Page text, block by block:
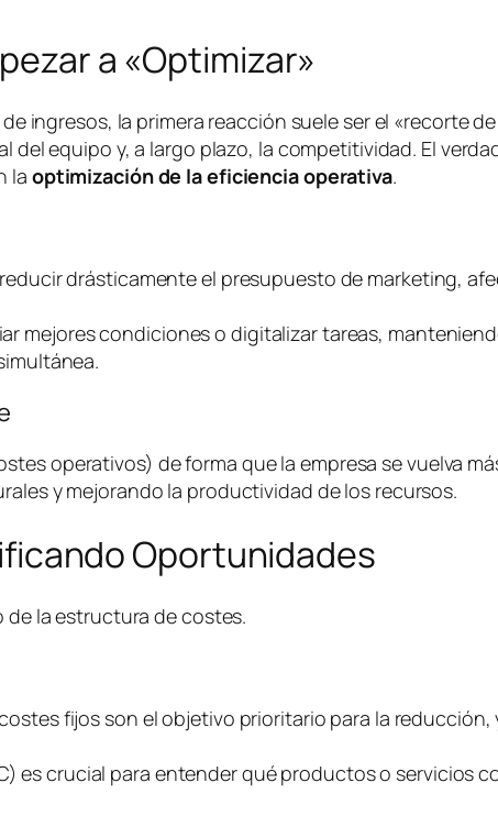
a «Optimizar»
ingresos, la primera reacción suele ser el «recorte
equipo y, a largo plazo, la competitividad. El
la optimización de la eficiencia operativa.
drásticamente el presupuesto de marketing,
mejores condiciones o digitalizar tareas,
operativos) de forma que la empresa se vuelva
y mejorando la productividad de los recursos.
Oportunidades
la estructura de costes.
fijos son el objetivo prioritario para la reducción,
es crucial para entender qué productos o servicios